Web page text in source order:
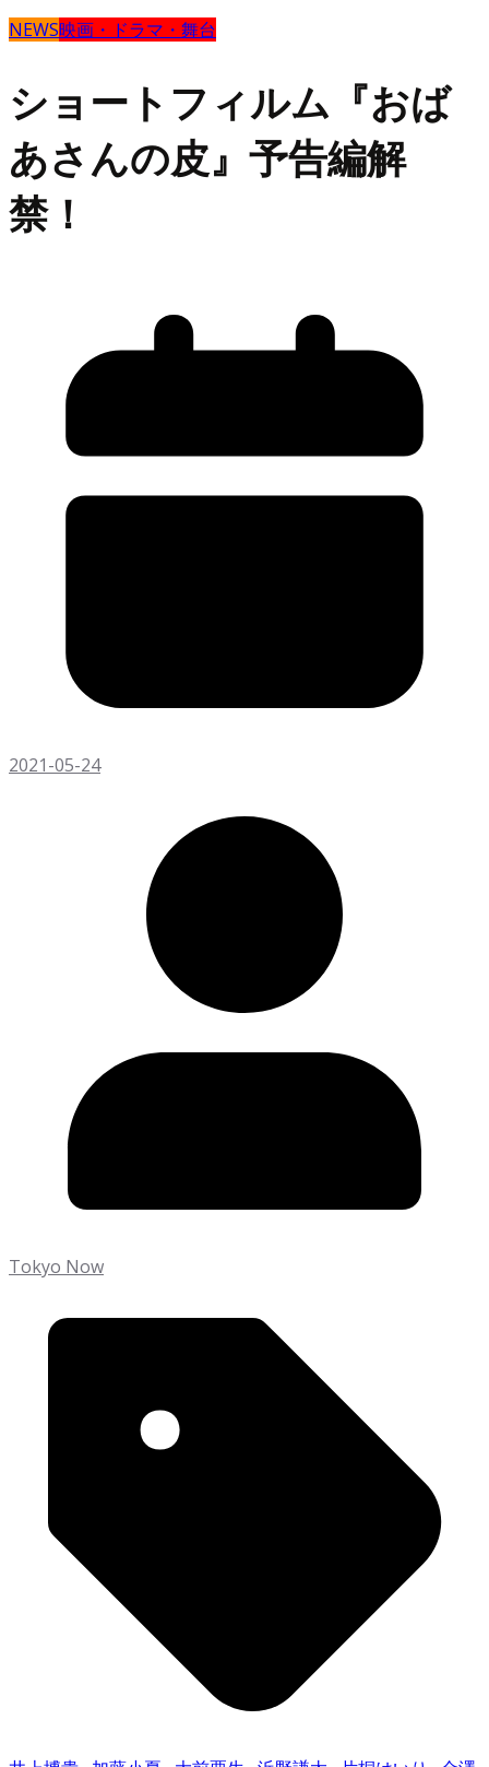
NEWS映画・ドラマ・舞台
ショートフィルム『おば
あさんの皮』予告編解
禁！
2021-05-24
Tokyo Now